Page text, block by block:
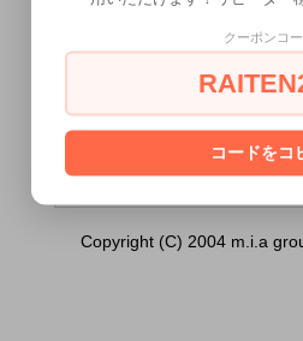
ー （ブルーローズの香
[ はい ] [ い
Copyright (C) 2004 m.i.a
クーポンコ
コードをコ